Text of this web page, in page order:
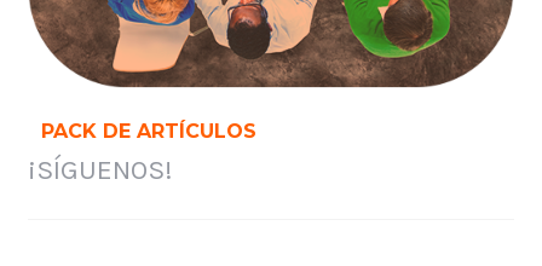
PACK DE ARTÍCULOS
¡SÍGUENOS!